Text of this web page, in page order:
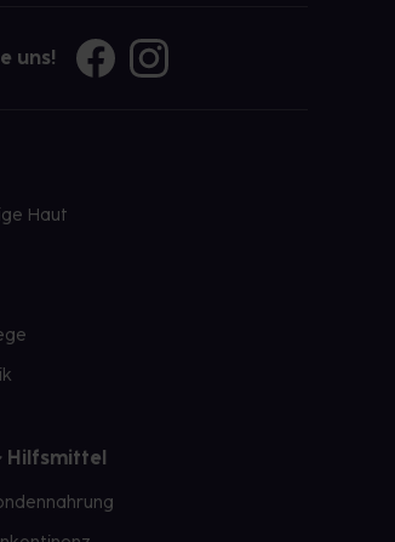
uns!
Haut
Hilfsmittel